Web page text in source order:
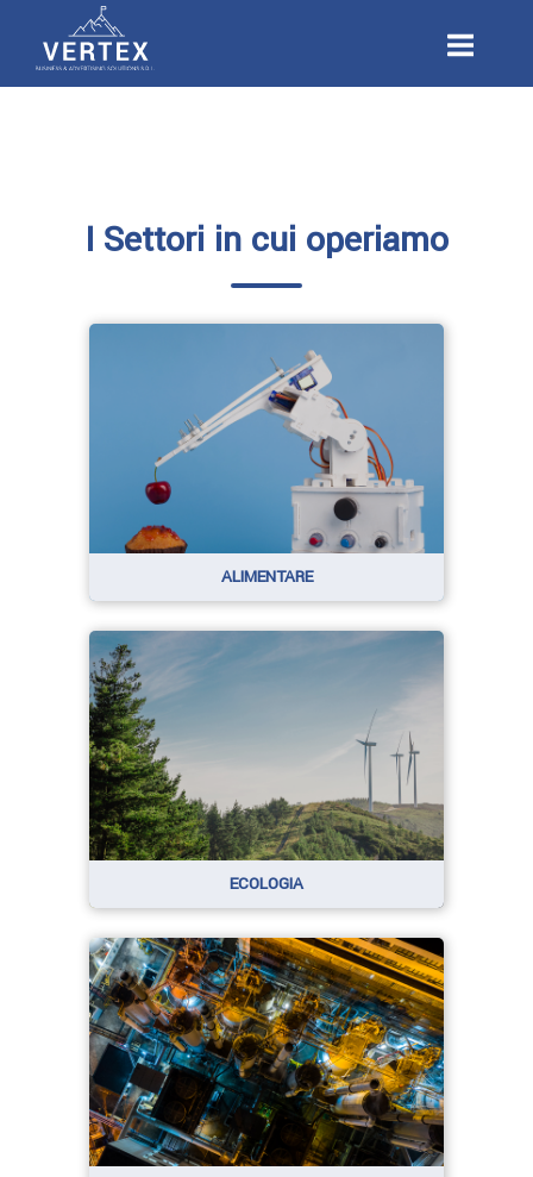
I Settori in cui operiamo
ALIMENTARE
ECOLOGIA